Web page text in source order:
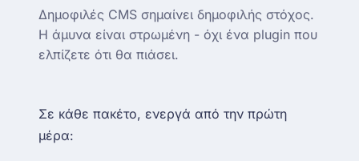
Δημοφιλές CMS σημαίνει δημοφιλής στόχος.
Η άμυνα είναι στρωμένη - όχι ένα plugin που
ελπίζετε ότι θα πιάσει.
Σε κάθε πακέτο, ενεργά από την πρώτη
μέρα: